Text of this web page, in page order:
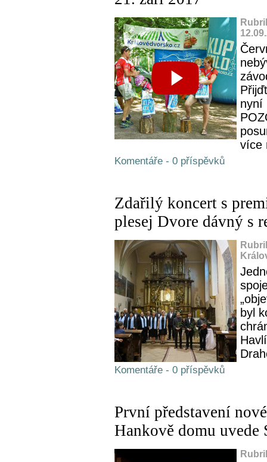
nyní
více
Komentáře - 0 příspěvků
Zdařilý koncert s
plesej Dvore dávný s
byl
Komentáře - 0 příspěvků
První představení
Hankově domu uvede